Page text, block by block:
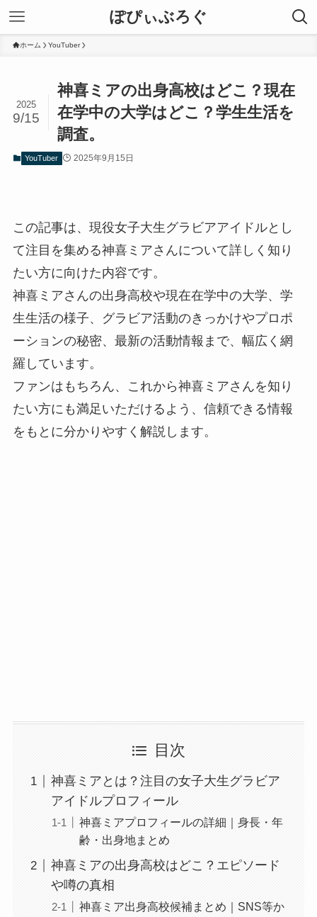
ぽぴぃぶろぐ
ホーム YouTuber
神喜ミアの出身高校はどこ？現在
在学中の大学はどこ？学生生活を
調査。
2025
9/15
YouTuber 2025年9月15日
この記事は、現役女子大生グラビアアイドルとし
て注目を集める神喜ミアさんについて詳しく知り
たい方に向けた内容です。
神喜ミアさんの出身高校や現在在学中の大学、学
生生活の様子、グラビア活動のきっかけやプロポ
ーションの秘密、最新の活動情報まで、幅広く網
羅しています。
ファンはもちろん、これから神喜ミアさんを知り
たい方にも満足いただけるよう、信頼できる情報
をもとに分かりやすく解説します。
目次
神喜ミアとは？注目の女子大生グラビア
アイドルプロフィール
神喜ミアプロフィールの詳細｜身長・年
齢・出身地まとめ
神喜ミアの出身高校はどこ？エピソード
や噂の真相
神喜ミア出身高校候補まとめ｜SNS等か